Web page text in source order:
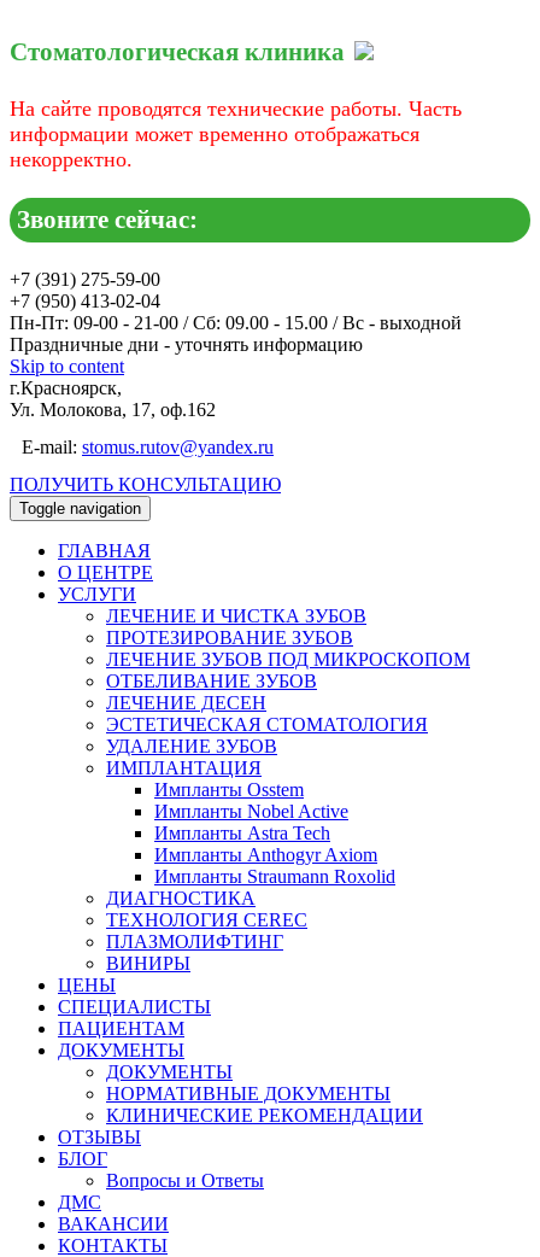
Стоматологическая клиника
На сайте проводятся технические работы. Часть
информации может временно отображаться
некорректно.
Звоните сейчас:
+7 (391) 275-59-00
+7 (950) 413-02-04
Пн-Пт: 09-00 - 21-00 / Сб: 09.00 - 15.00 / Вс - выходной
Праздничные дни - уточнять информацию
Skip to content
г.Красноярск,
Ул. Молокова, 17, оф.162
E-mail: stomus.rutov@yandex.ru
ПОЛУЧИТЬ КОНСУЛЬТАЦИЮ
Toggle navigation
ГЛАВНАЯ
О ЦЕНТРЕ
УСЛУГИ
ЛЕЧЕНИЕ И ЧИСТКА ЗУБОВ
ПРОТЕЗИРОВАНИЕ ЗУБОВ
ЛЕЧЕНИЕ ЗУБОВ ПОД МИКРОСКОПОМ
ОТБЕЛИВАНИЕ ЗУБОВ
ЛЕЧЕНИЕ ДЕСЕН
ЭСТЕТИЧЕСКАЯ СТОМАТОЛОГИЯ
УДАЛЕНИЕ ЗУБОВ
ИМПЛАНТАЦИЯ
Импланты Osstem
Импланты Nobel Active
Импланты Astra Tech
Импланты Anthogyr Axiom
Импланты Straumann Roxolid
ДИАГНОСТИКА
ТЕХНОЛОГИЯ CEREC
ПЛАЗМОЛИФТИНГ
ВИНИРЫ
ЦЕНЫ
СПЕЦИАЛИСТЫ
ПАЦИЕНТАМ
ДОКУМЕНТЫ
ДОКУМЕНТЫ
НОРМАТИВНЫЕ ДОКУМЕНТЫ
КЛИНИЧЕСКИЕ РЕКОМЕНДАЦИИ
ОТЗЫВЫ
БЛОГ
Вопросы и Ответы
ДМС
ВАКАНСИИ
КОНТАКТЫ